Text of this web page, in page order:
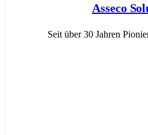
Asseco
Seit über 30 Jahren